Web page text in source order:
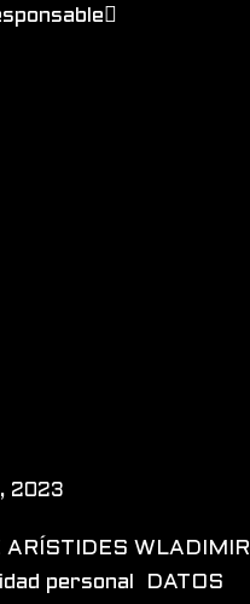
2023
WLADIMIR
personal DATOS